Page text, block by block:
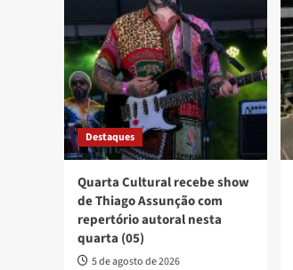
Destaques
Quarta Cultural recebe show
de Thiago Assunção com
repertório autoral nesta
quarta (05)
5 de agosto de 2026